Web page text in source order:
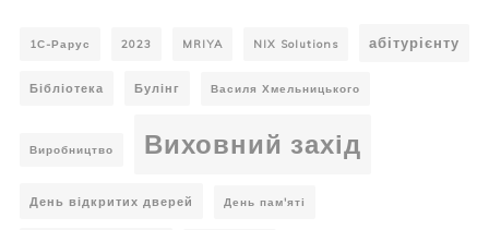
1С-Рарус 2023 MRIYA NIX Solutions абітурієнту
Бібліотека Булінг Василя Хмельницького
Виробництво Виховний захід
День відкритих дверей День пам'яті